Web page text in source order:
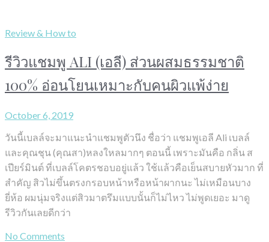
Review & How to
รีวิวแชมพู ALI (เอลี) ส่วนผสมธรรมชาติ
100% อ่อนโยนเหมาะกับคนผิวแพ้ง่าย
October 6, 2019
วันนี้เบลล์จะมาแนะนำแชมพูตัวนึง ชื่อว่า แชมพูเอลี Ali เบลล์
และคุณชุน (คุณสา)หลงใหลมากๆ ตอนนี้ เพราะมันคือ กลิ่น ส
เปียร์มินต์ ที่เบลล์โคตรชอบอยู่แล้ว ใช้แล้วคือเย็นสบายหัวมาก ที่
สำคัญ สิวไม่ขึ้นตรงกรอบหน้าหรือหน้าผากนะ ไม่เหมือนบาง
ยี่ห้อ ผมนุ่มจริงแต่สิวมาตรึมแบบนั้นก็ไม่ไหว ไม่พูดเยอะ มาดู
รีวิวกันเลยดีกว่า
No Comments